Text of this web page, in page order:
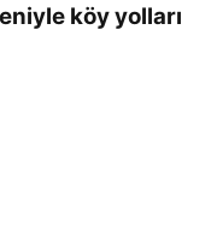
köy yolları